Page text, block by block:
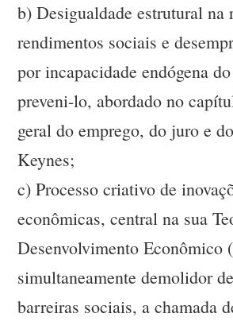
b) Desigualdade estrutural na
rendimentos sociais e
por incapacidade endógena
preveni-lo, abordado no
geral do emprego, do juro e
Keynes;
c) Processo criativo de
econômicas, central na sua
Desenvolvimento Econômico
simultaneamente demolidor
barreiras sociais, a chamada